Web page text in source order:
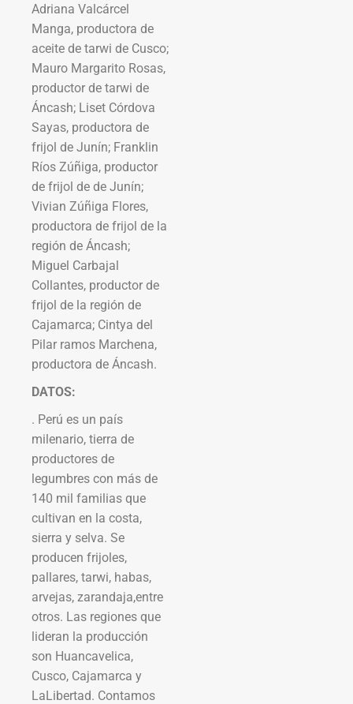
Adriana Valcárcel
Manga, productora de
aceite de tarwi de Cusco;
Mauro Margarito Rosas,
productor de tarwi de
Áncash; Liset Córdova
Sayas, productora de
frijol de Junín; Franklin
Ríos Zúñiga, productor
de frijol de de Junín;
Vivian Zúñiga Flores,
productora de frijol de la
región de Áncash;
Miguel Carbajal
Collantes, productor de
frijol de la región de
Cajamarca; Cintya del
Pilar ramos Marchena,
productora de Áncash.
DATOS:
. Perú es un país
milenario, tierra de
productores de
legumbres con más de
140 mil familias que
cultivan en la costa,
sierra y selva. Se
producen frijoles,
pallares, tarwi, habas,
arvejas, zarandaja,entre
otros. Las regiones que
lideran la producción
son Huancavelica,
Cusco, Cajamarca y
LaLibertad. Contamos